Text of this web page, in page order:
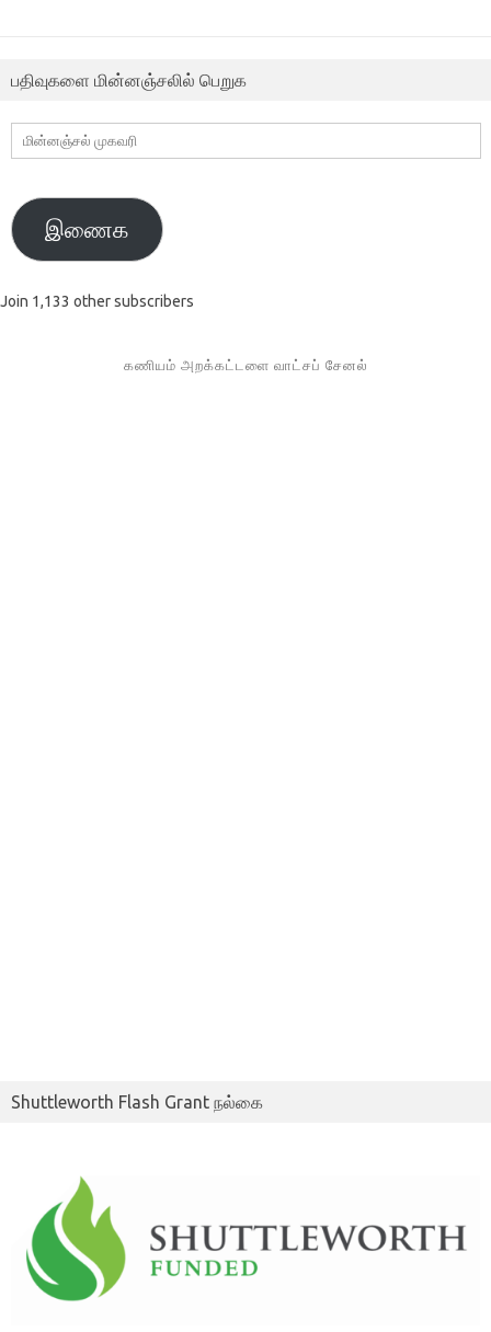
பதிவுகளை மின்னஞ்சலில் பெறுக
மின்னஞ்சல்
முகவரி
இணைக
Join 1,133 other subscribers
கணியம் அறக்கட்டளை வாட்சப் சேனல்
Shuttleworth Flash Grant நல்கை